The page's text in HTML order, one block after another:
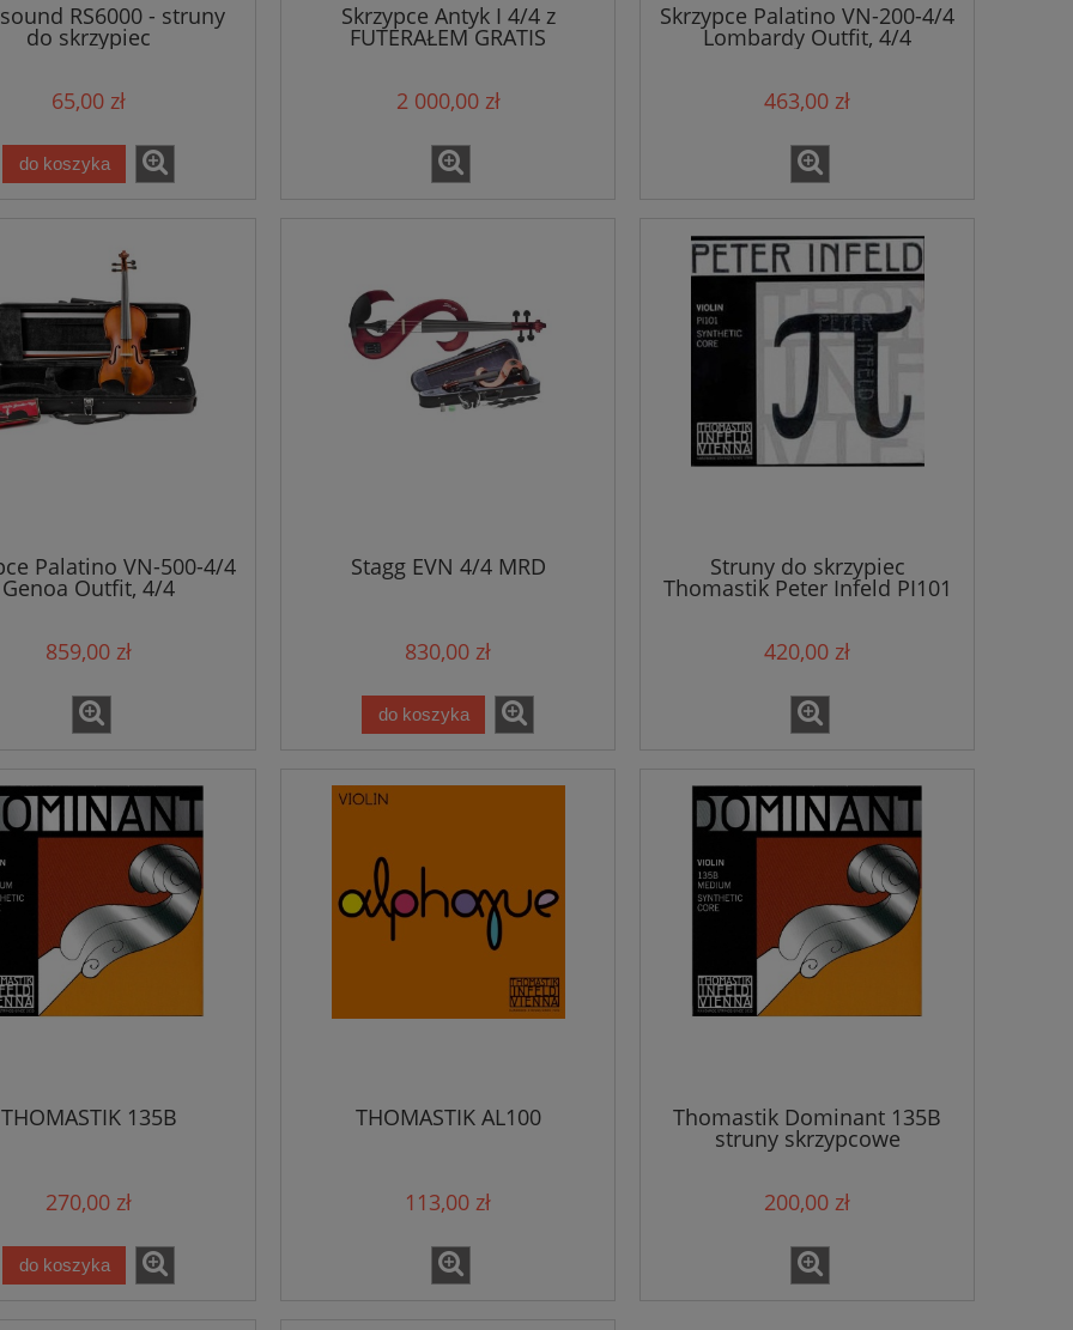
RS6000 - struny
do skrzypiec
65,00 zł
do koszyka
Skrzypce Antyk I 4/4 z
FUTERAŁEM GRATIS
2 000,00 zł
Skrzypce Palatino VN-200-4/4
Lombardy Outfit, 4/4
463,00 zł
Palatino VN-500-4/4
Genoa Outfit, 4/4
859,00 zł
Stagg EVN 4/4 MRD
830,00 zł
do koszyka
Struny do skrzypiec
Thomastik Peter Infeld PI101
420,00 zł
THOMASTIK 135B
270,00 zł
do koszyka
THOMASTIK AL100
113,00 zł
Thomastik Dominant 135B
struny skrzypcowe
200,00 zł